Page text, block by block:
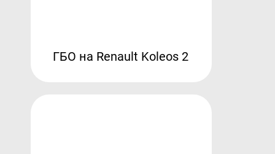
ГБО на Renault Koleos 2